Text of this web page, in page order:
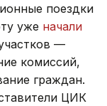
поездки
уже начали
—
комиссий,
граждан.
ЦИК